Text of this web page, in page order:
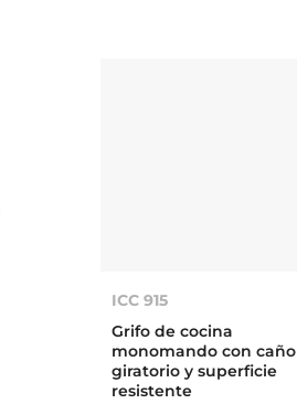
ICC 915
Grifo de cocina
monomando con caño
giratorio y superficie
resistente